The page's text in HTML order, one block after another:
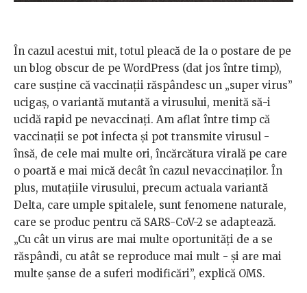
În cazul acestui mit, totul pleacă de la o postare de pe
un blog obscur de pe WordPress (dat jos între timp),
care susține că vaccinații răspândesc un „super virus”
ucigaș, o variantă mutantă a virusului, menită să-i
ucidă rapid pe nevaccinați. Am aflat între timp că
vaccinații se pot infecta și pot transmite virusul -
însă, de cele mai multe ori, încărcătura virală pe care
o poartă e mai mică decât în cazul nevaccinaților. În
plus, mutațiile virusului, precum actuala variantă
Delta, care umple spitalele, sunt fenomene naturale,
care se produc pentru că SARS-CoV-2 se adaptează.
„Cu cât un virus are mai multe oportunități de a se
răspândi, cu atât se reproduce mai mult - și are mai
multe șanse de a suferi modificări”, explică OMS.